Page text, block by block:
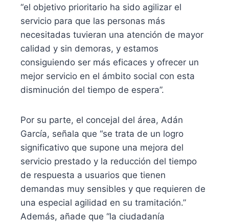
“el objetivo prioritario ha sido agilizar el
servicio para que las personas más
necesitadas tuvieran una atención de mayor
calidad y sin demoras, y estamos
consiguiendo ser más eficaces y ofrecer un
mejor servicio en el ámbito social con esta
disminución del tiempo de espera”.
Por su parte, el concejal del área, Adán
García, señala que “se trata de un logro
significativo que supone una mejora del
servicio prestado y la reducción del tiempo
de respuesta a usuarios que tienen
demandas muy sensibles y que requieren de
una especial agilidad en su tramitación.”
Además, añade que “la ciudadanía